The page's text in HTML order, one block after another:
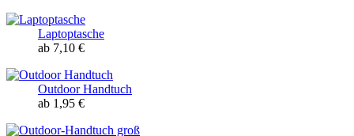
Laptoptasche
ab 7,10 €
Outdoor Handtuch
ab 1,95 €